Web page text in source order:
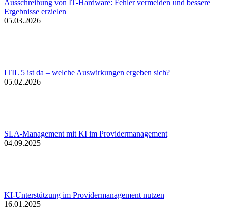
Ausschreibung von IT-Hardware: Fehler vermeiden und bessere
Ergebnisse erzielen
05.03.2026
ITIL 5 ist da – welche Auswirkungen ergeben sich?
05.02.2026
SLA-Management mit KI im Providermanagement
04.09.2025
KI-Unterstützung im Providermanagement nutzen
16.01.2025